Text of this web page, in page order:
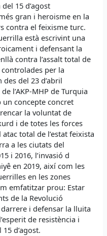
15 d’agost
gran i heroisme en la
contra el feixisme turc.
està escrivint una
i defensant la
contra l’assalt total de
per la
del 23 d’abril
l’AKP-MHP de Turquia
concepte concret
la voluntat de
i de totes les forces
total de l’estat feixista
a les ciutats del
i 2016, l’invasió d
en 2019, així com les
en les zones
emfatitzar prou: Estar
de la Revolució
i defensar la lluita
de resistència i
d’agost.